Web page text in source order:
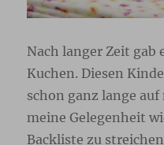
Nach langer Zeit gab
Kuchen. Diesen
schon ganz lange
meine Gelegenheit
Backliste zu